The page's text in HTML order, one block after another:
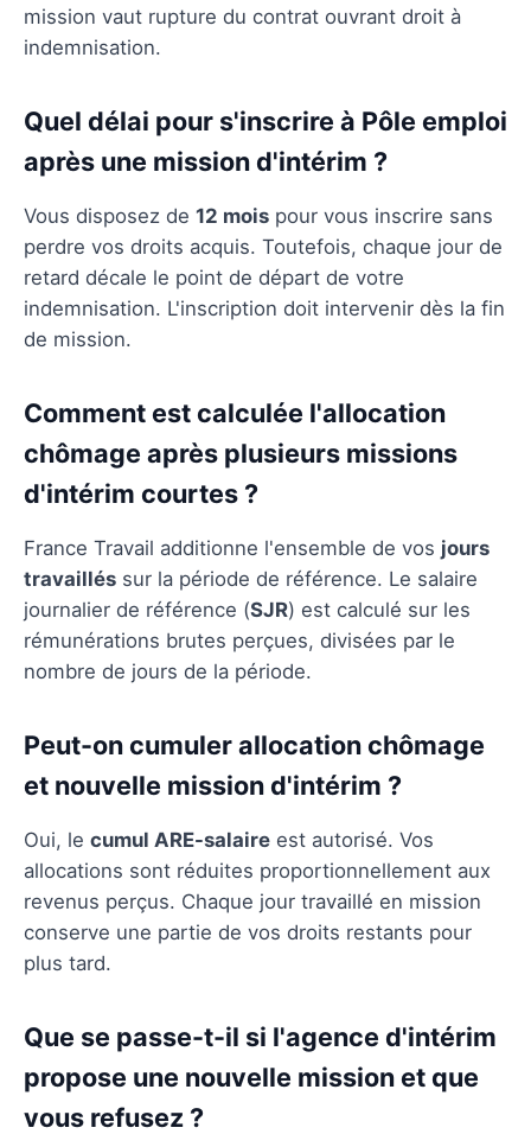
mission vaut rupture du contrat ouvrant droit à
indemnisation.
Quel délai pour s'inscrire à Pôle emploi
après une mission d'intérim ?
Vous disposez de 12 mois pour vous inscrire sans
perdre vos droits acquis. Toutefois, chaque jour de
retard décale le point de départ de votre
indemnisation. L'inscription doit intervenir dès la fin
de mission.
Comment est calculée l'allocation
chômage après plusieurs missions
d'intérim courtes ?
France Travail additionne l'ensemble de vos jours
travaillés sur la période de référence. Le salaire
journalier de référence (SJR) est calculé sur les
rémunérations brutes perçues, divisées par le
nombre de jours de la période.
Peut-on cumuler allocation chômage
et nouvelle mission d'intérim ?
Oui, le cumul ARE-salaire est autorisé. Vos
allocations sont réduites proportionnellement aux
revenus perçus. Chaque jour travaillé en mission
conserve une partie de vos droits restants pour
plus tard.
Que se passe-t-il si l'agence d'intérim
propose une nouvelle mission et que
vous refusez ?